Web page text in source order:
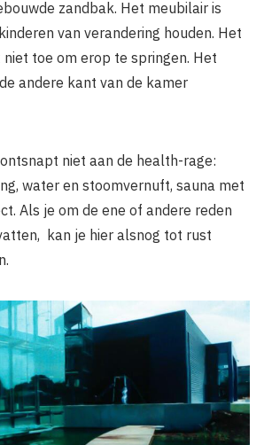
zandbak. Het meubilair is
van verandering houden. Het
toe om erop te springen. Het
andere kant van de kamer
niet aan de health-rage:
water­ en stoomvernuft, sauna met
Als je om de ene of andere reden
kan je hier alsnog tot rust